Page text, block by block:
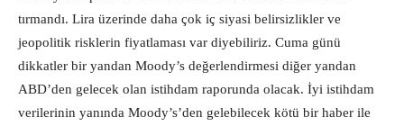
tırmandı. Lira üzerinde daha çok iç siyasi belirsizlikler ve
jeopolitik risklerin fiyatlaması var diyebiliriz. Cuma günü
dikkatler bir yandan Moody’s değerlendirmesi diğer yandan
ABD’den gelecek olan istihdam raporunda olacak. İyi istihdam
verilerinin yanında Moody’s’den gelebilecek kötü bir haber ile